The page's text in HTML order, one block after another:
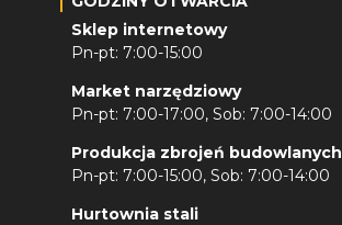
Sklep internetowy
Pn-pt: 7:00-15:00
Market narzędziowy
Pn-pt: 7:00-17:00, Sob: 7:00-14:00
Produkcja zbrojeń budowlanych
Pn-pt: 7:00-15:00, Sob: 7:00-14:00
Hurtownia stali